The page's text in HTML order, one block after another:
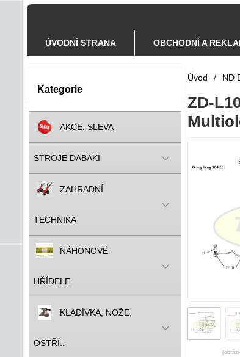
ÚVODNÍ STRANA OBCHODNÍ A
Kategorie
AKCE, SLEVA
STROJE DABAKI
ZAHRADNÍ
TECHNIKA
NÁHONOVÉ
HŘÍDELE
KLADÍVKA, NOŽE,
OSTŘÍ..
Úvod / ND
ZD-